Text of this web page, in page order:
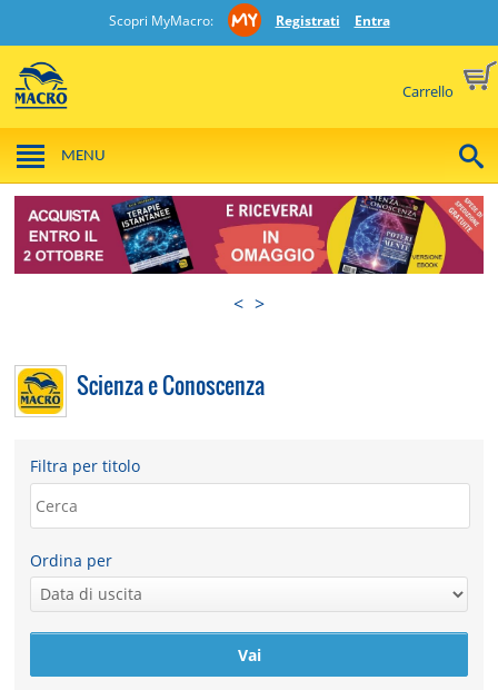
Scopri MyMacro: Registrati Entra
Carrello
MENU
< >
Scienza e Conoscenza
Filtra per titolo
Ordina per